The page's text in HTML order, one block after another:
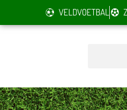
VELDVOETBAL